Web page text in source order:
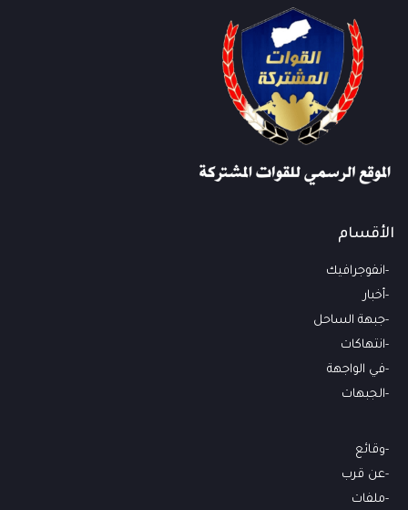
الأقسام
انفوجرافيك
أخبار
جبهة الساحل
انتهاكات
في الواجهة
الجبهات
وقائع
عن قرب
ملفات